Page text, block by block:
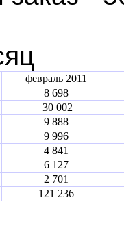
февраль 2011
8 698
30 002
9 888
9 996
4 841
6 127
2 701
121 236